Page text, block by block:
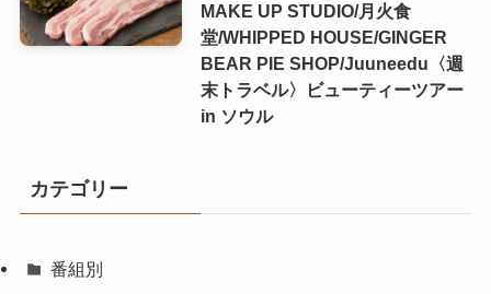
MAKE UP STUDIO/月火食
堂/WHIPPED HOUSE/GINGER
BEAR PIE SHOP/Juuneedu〈週
末トラベル〉ビューティーツアー
in ソウル
カテゴリー
番組別